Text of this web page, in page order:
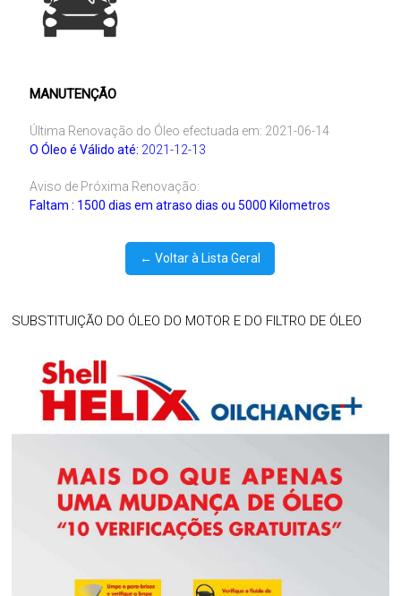
MANUTENÇÃO
Última Renovação do Óleo efectuada em: 2021-06-14
O Óleo é Válido até: 2021-12-13
Aviso de Próxima Renovação:
Faltam : 1500 dias em atraso dias ou 5000 Kilometros
← Voltar à Lista Geral
SUBSTITUIÇÃO DO ÓLEO DO MOTOR E DO FILTRO DE ÓLEO